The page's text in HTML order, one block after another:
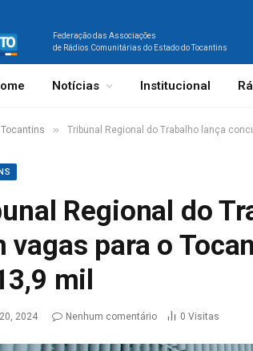
Federação das Associações
de Rádios Comunitárias do Estado do Tocantins
Notícias Institucional
Tocantins » Tribunal Regional do Trabalho lança
Regional do
vagas para o
mil
2024 Nenhum comentário 0 Visitas